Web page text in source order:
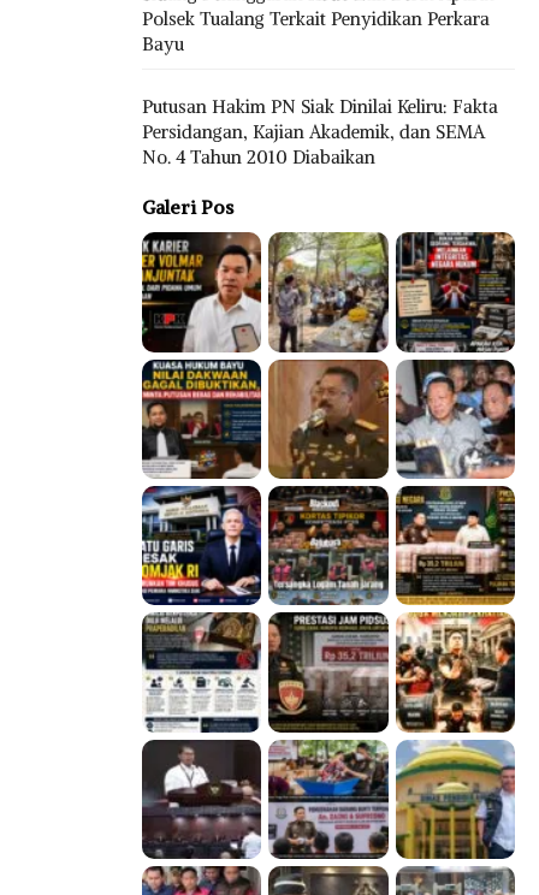
Polsek Tualang Terkait Penyidikan Perkara
Bayu
Putusan Hakim PN Siak Dinilai Keliru: Fakta
Persidangan, Kajian Akademik, dan SEMA
No. 4 Tahun 2010 Diabaikan
Galeri Pos